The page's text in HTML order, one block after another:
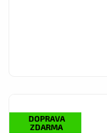
DOPRAVA
ZDARMA